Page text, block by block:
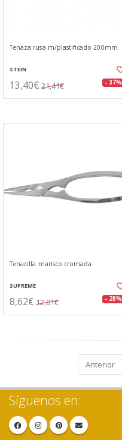
Tenaza rusa m/plastificado 200mm.
STEIN
13,40€ 21,41€ - 37%
Tenacilla marisco cromada
SUPREME
8,62€ 12,01€ - 28%
Anterior
Síguenos en: